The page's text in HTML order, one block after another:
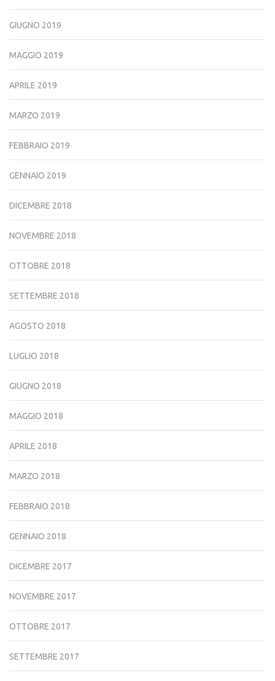
GIUGNO 2019
MAGGIO 2019
APRILE 2019
MARZO 2019
FEBBRAIO 2019
GENNAIO 2019
DICEMBRE 2018
NOVEMBRE 2018
OTTOBRE 2018
SETTEMBRE 2018
AGOSTO 2018
LUGLIO 2018
GIUGNO 2018
MAGGIO 2018
APRILE 2018
MARZO 2018
FEBBRAIO 2018
GENNAIO 2018
DICEMBRE 2017
NOVEMBRE 2017
OTTOBRE 2017
SETTEMBRE 2017